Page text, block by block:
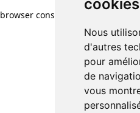
cookies
Nous
d'autres
pour
de
vous
browser console for more